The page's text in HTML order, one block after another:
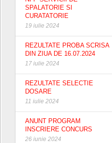
SPALATORIE SI
CURATATORIE
19 iulie 2024
REZULTATE PROBA SCRISA
DIN ZIUA DE 16.07.2024
17 iulie 2024
REZULTATE SELECTIE
DOSARE
11 iulie 2024
ANUNT PROGRAM
INSCRIERE CONCURS
26 iunie 2024